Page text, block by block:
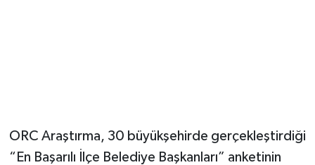
ORC Araştırma, 30 büyükşehirde gerçekleştirdiği
“En Başarılı İlçe Belediye Başkanları” anketinin